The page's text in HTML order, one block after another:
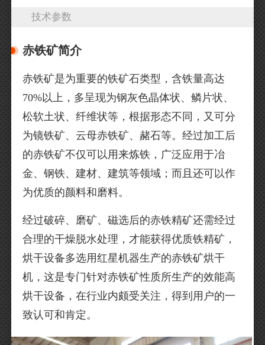
技术参数
赤铁矿简介
赤铁矿是为重要的铁矿石类型，含铁量高达
70%以上，多呈现为钢灰色晶体状、鳞片状、
松软土状、纤维状等，根据形态不同，又可分
为镜铁矿、云母赤铁矿、赭石等。经过加工后
的赤铁矿不仅可以用来炼铁，广泛应用于冶
金、钢铁、建材、建筑等领域；而且还可以作
为优质的颜料和磨料。
经过破碎、磨矿、磁选后的赤铁精矿还需经过
合理的干燥脱水处理，才能获得优质铁精矿，
烘干设备多选用红星机器生产的赤铁矿烘干
机，这是专门针对赤铁矿性质所生产的效能高
烘干设备，在行业内颇受关注，得到用户的一
致认可和肯定。